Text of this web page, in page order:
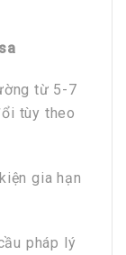
từ 5-7
tùy theo
gia hạn
pháp lý